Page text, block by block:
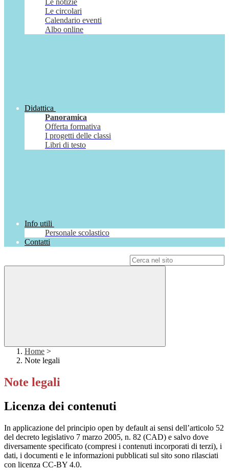
Le notizie
Le circolari
Calendario eventi
Albo online
Didattica
Panoramica
Offerta formativa
I progetti delle classi
Libri di testo
Info utili
Personale scolastico
Contatti
Home >
Note legali
Note legali
Licenza dei contenuti
In applicazione del principio open by default ai sensi dell’articolo 52
del decreto legislativo 7 marzo 2005, n. 82 (CAD) e salvo dove
diversamente specificato (compresi i contenuti incorporati di terzi), i
dati, i documenti e le informazioni pubblicati sul sito sono rilasciati
con licenza CC-BY 4.0.